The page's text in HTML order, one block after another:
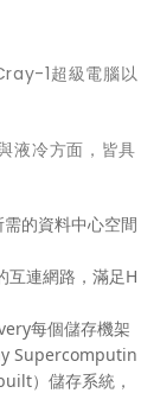
1超級電腦以
液冷方面，皆具
的資料中心空間
連網路，滿足H
每個儲存機架
Supercomputin
）儲存系統，